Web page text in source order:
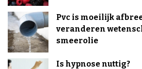
Pvc is moeilijk
veranderen
smeerolie
Is hypnose nuttig?